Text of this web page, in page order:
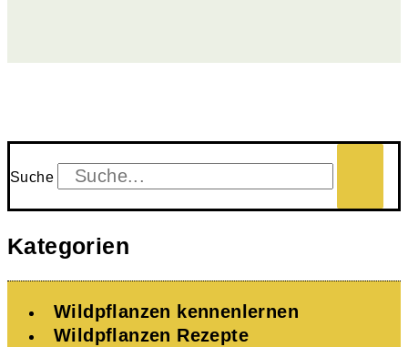
Suche
Kategorien
Wildpflanzen kennenlernen
Wildpflanzen Rezepte